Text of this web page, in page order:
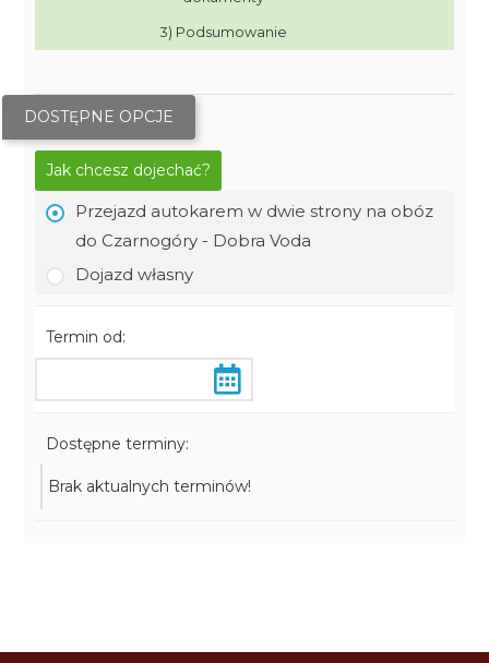
3) Podsumowanie
DOSTĘPNE OPCJE
Jak chcesz dojechać?
Przejazd autokarem w dwie strony na obóz
do Czarnogóry - Dobra Voda
Dojazd własny
Termin od:
Dostępne terminy:
Brak aktualnych terminów!